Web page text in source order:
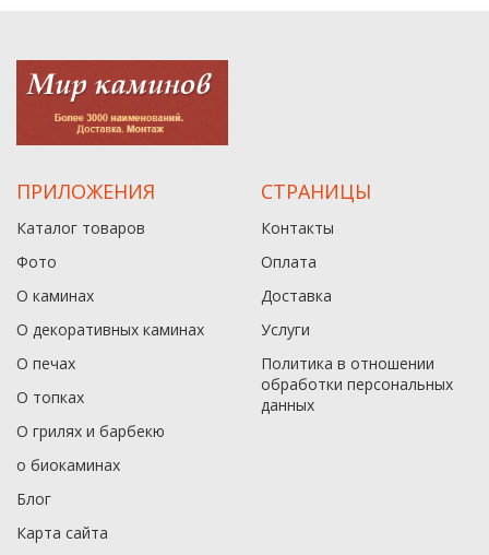
ПРИЛОЖЕНИЯ
Каталог товаров
Фото
О каминах
О декоративных каминах
О печах
О топках
О грилях и барбекю
о биокаминах
Блог
Карта сайта
СТРАНИЦЫ
Контакты
Оплата
Доставка
Услуги
Политика в отношении
обработки персональных
данныx